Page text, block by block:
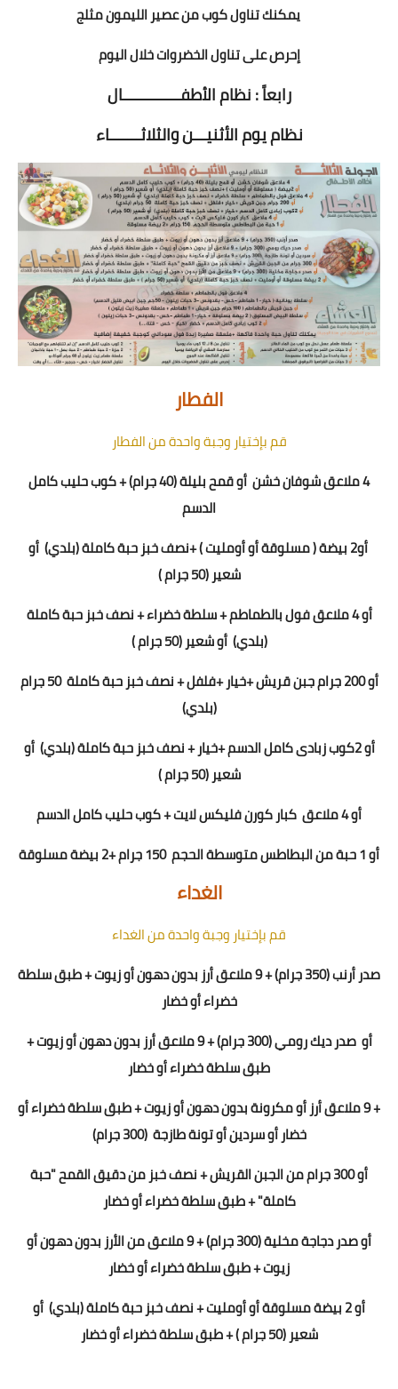
يمكنك تناول كوب من عصير الليمون مثلج
إحرص على تناول الخضروات خلال اليوم
رابعاً : نظام الأطفـــــــــــــال
نظام يوم الأثنيـــن والثلاثـــــــاء
الفطار
قم بإختيار وجبة واحدة من الفطار
4 ملاعق شوفان خشن
أو قمح بليلة (40 جرام) + كوب حليب كامل
الدسم
أو2بيضة ( مسلوقة أو أومليت ) +نصف خبز حبة كاملة (بلدي) أو
شعير (50 جرام )
أو 4 ملاعق فول بالطماطم + سلطة خضراء + نصف خبز حبة كاملة
(بلدي) أو شعير (50 جرام )
أو200جرام جبن قريش +خيار +فلفل + نصف خبز حبة كاملة
50 جرام
(بلدي)
أو2كوب زبادى كامل الدسم +خيار + نصف خبز حبة كاملة (بلدي) أو
شعير (50 جرام )
أو 4 ملاعق
كبار كورن فليكس لايت + كوب حليب كامل الدسم
أو 1 حبة من البطاطس متوسطة الحجم
150 جرام +2 بيضة مسلوقة
الغداء
قم بإختيار وجبة واحدة من الغداء
صدر أرنب (350 جرام) + 9 ملاعق أرز بدون دهون أو زيوت + طبق سلطة
خضراء أو خضار
أو
صدر ديك رومي (300 جرام) + 9 ملاعق أرز بدون دهون أو زيوت +
طبق سلطة خضراء أو خضار
+ 9 ملاعق أرز أو مكرونة بدون دهون أو زيوت + طبق سلطة خضراء أو
خضارأو سردين أو تونة طازجة (300 جرام)
أو 300 جرام من الجبن القريش + نصف خبز من دقيق القمح "حبة
كاملة" + طبق سلطة خضراء أو خضار
أو صدر دجاجة مخلية (300 جرام) + 9 ملاعق من الأرز بدون دهون أو
زيوت + طبق سلطة خضراء أو خضار
أو 2 بيضة مسلوقة أو أومليت + نصف خبز حبة كاملة (بلدي)
أو
شعير (50 جرام ) + طبق سلطة خضراء أو خضار